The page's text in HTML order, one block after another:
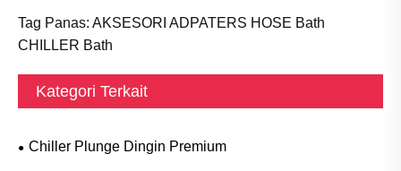
Tag Panas: AKSESORI ADPATERS HOSE Bath
CHILLER Bath
Kategori Terkait
Chiller Plunge Dingin Premium